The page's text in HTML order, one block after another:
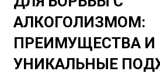
АЛКОГОЛИЗМОМ:
ПРЕИМУЩЕСТВА И
УНИКАЛЬНЫЕ